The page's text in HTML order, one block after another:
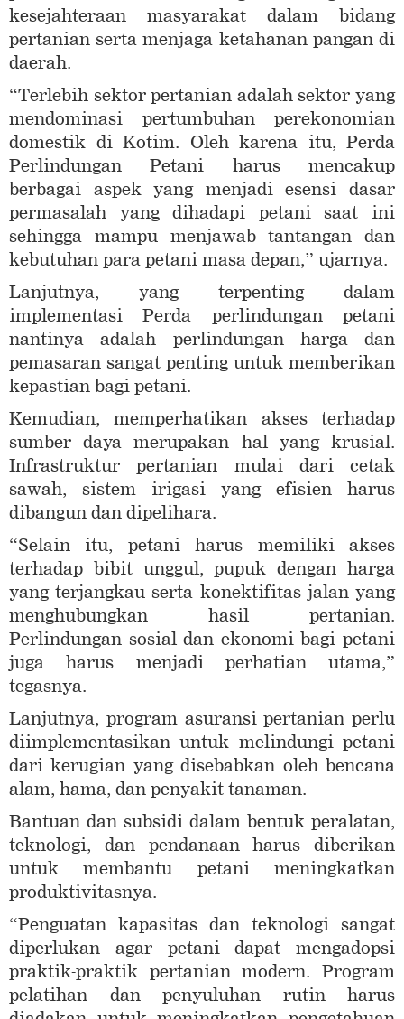
kesejahteraan masyarakat dalam bidang
pertanian serta menjaga ketahanan pangan di
daerah.
“Terlebih sektor pertanian adalah sektor yang
mendominasi pertumbuhan perekonomian
domestik di Kotim. Oleh karena itu, Perda
Perlindungan Petani harus mencakup
berbagai aspek yang menjadi esensi dasar
permasalah yang dihadapi petani saat ini
sehingga mampu menjawab tantangan dan
kebutuhan para petani masa depan,” ujarnya.
Lanjutnya, yang terpenting dalam
implementasi Perda perlindungan petani
nantinya adalah perlindungan harga dan
pemasaran sangat penting untuk memberikan
kepastian bagi petani.
Kemudian, memperhatikan akses terhadap
sumber daya merupakan hal yang krusial.
Infrastruktur pertanian mulai dari cetak
sawah, sistem irigasi yang efisien harus
dibangun dan dipelihara.
“Selain itu, petani harus memiliki akses
terhadap bibit unggul, pupuk dengan harga
yang terjangkau serta konektifitas jalan yang
menghubungkan hasil pertanian.
Perlindungan sosial dan ekonomi bagi petani
juga harus menjadi perhatian utama,”
tegasnya.
Lanjutnya, program asuransi pertanian perlu
diimplementasikan untuk melindungi petani
dari kerugian yang disebabkan oleh bencana
alam, hama, dan penyakit tanaman.
Bantuan dan subsidi dalam bentuk peralatan,
teknologi, dan pendanaan harus diberikan
untuk membantu petani meningkatkan
produktivitasnya.
“Penguatan kapasitas dan teknologi sangat
diperlukan agar petani dapat mengadopsi
praktik-praktik pertanian modern. Program
pelatihan dan penyuluhan rutin harus